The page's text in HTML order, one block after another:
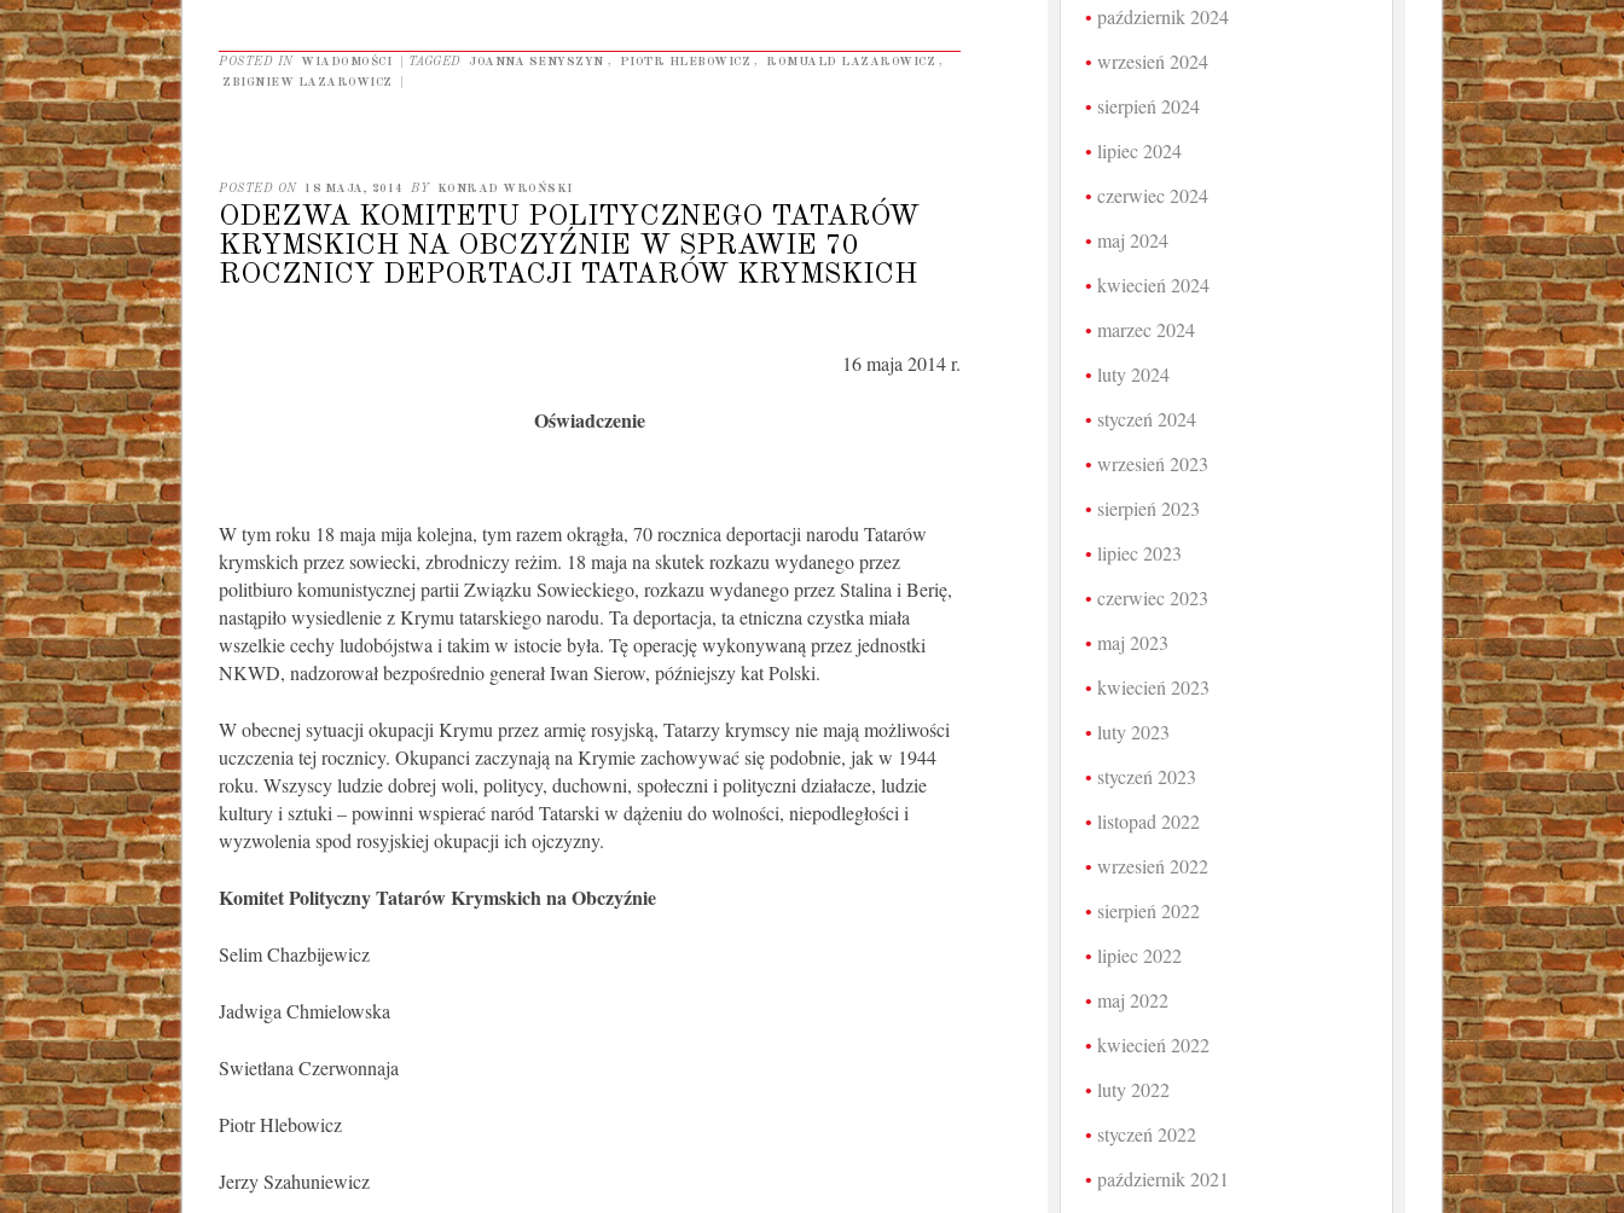
POSTED IN WIADOMOŚCI TAGGED JOANNA SENYSZYN , PIOTR HLEBOWICZ , ROMUALD LAZAROWICZ ,
ZBIGNIEW LAZAROWICZ
POSTED ON 18 MAJA, 2014 BY KONRAD WROŃSKI
ODEZWA KOMITETU POLITYCZNEGO TATARÓW
KRYMSKICH NA OBCZYŹNIE W SPRAWIE 70
ROCZNICY DEPORTACJI TATARÓW KRYMSKICH
16 maja 2014 r.
Oświadczenie
W tym roku 18 maja mija kolejna, tym razem okrągła, 70 rocznica deportacji narodu Tatarów
krymskich przez sowiecki, zbrodniczy reżim. 18 maja na skutek rozkazu wydanego przez
politbiuro komunistycznej partii Związku Sowieckiego, rozkazu wydanego przez Stalina i Berię,
nastąpiło wysiedlenie z Krymu tatarskiego narodu. Ta deportacja, ta etniczna czystka miała
wszelkie cechy ludobójstwa i takim w istocie była. Tę operację wykonywaną przez jednostki
NKWD, nadzorował bezpośrednio generał Iwan Sierow, późniejszy kat Polski.
W obecnej sytuacji okupacji Krymu przez armię rosyjską, Tatarzy krymscy nie mają możliwości
uczczenia tej rocznicy. Okupanci zaczynają na Krymie zachowywać się podobnie, jak w 1944
roku. Wszyscy ludzie dobrej woli, politycy, duchowni, społeczni i polityczni działacze, ludzie
kultury i sztuki – powinni wspierać naród Tatarski w dążeniu do wolności, niepodległości i
wyzwolenia spod rosyjskiej okupacji ich ojczyzny.
Komitet Polityczny Tatarów Krymskich na Obczyźnie
Selim Chazbijewicz
Jadwiga Chmielowska
Swietłana Czerwonnaja
Piotr Hlebowicz
Jerzy Szahuniewicz
październik 2024
wrzesień 2024
sierpień 2024
lipiec 2024
czerwiec 2024
maj 2024
kwiecień 2024
marzec 2024
luty 2024
styczeń 2024
wrzesień 2023
sierpień 2023
lipiec 2023
czerwiec 2023
maj 2023
kwiecień 2023
luty 2023
styczeń 2023
listopad 2022
wrzesień 2022
sierpień 2022
lipiec 2022
maj 2022
kwiecień 2022
luty 2022
styczeń 2022
październik 2021